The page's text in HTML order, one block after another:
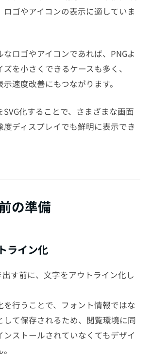
ロゴやアイコンの表示に適していま
なロゴやアイコンであれば、PNGよ
を小さくできるケースも多く、
速度改善にもつながります。
化することで、さまざまな画面
度ディスプレイでも鮮明に表示でき
の準備
ライン化
出す前に、文字をアウトライン化し
を行うことで、フォント情報ではな
して保存されるため、閲覧環境に同
ンストールされていなくてもデザイ